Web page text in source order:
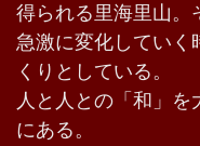
得られる里海里山。
急激に変化していく
くりとしている。
人と人との「和」を
にある。